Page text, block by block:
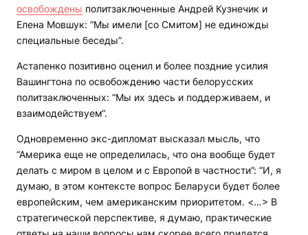
освобождены политзаключенные Андрей Кузнечик и
Елена Мовшук: “Мы имели [со Смитом] не единожды
специальные беседы”.
Астапенко позитивно оценил и более поздние усилия
Вашингтона по освобождению части белорусских
политзаключенных: “Мы их здесь и поддерживаем, и
взаимодействуем“.
Одновременно экс-дипломат высказал мысль, что
“Америка еще не определилась, что она вообще будет
делать с миром в целом и с Европой в частности”: “И, я
думаю, в этом контексте вопрос Беларуси будет более
европейским, чем американским приоритетом. <…> В
стратегической перспективе, я думаю, практические